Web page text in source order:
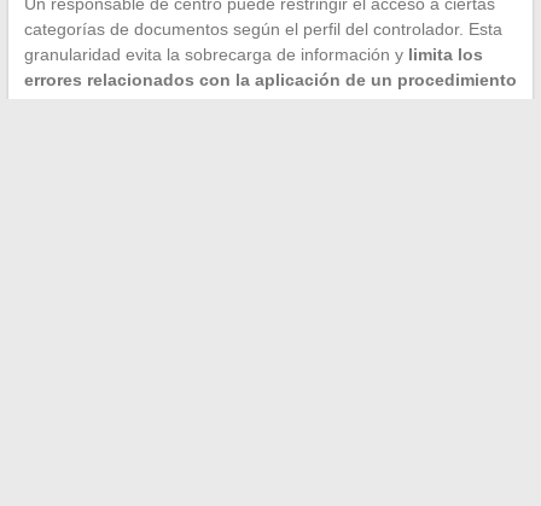
Un responsable de centro puede restringir el acceso a ciertas
categorías de documentos según el perfil del controlador. Esta
granularidad evita la sobrecarga de información y limita los
errores relacionados con la aplicación de un procedimiento